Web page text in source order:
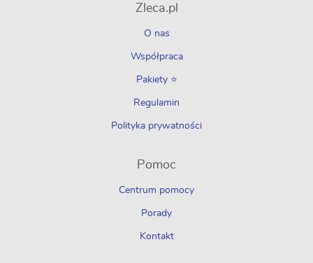
Zleca.pl
O nas
Współpraca
Pakiety ⭐
Regulamin
Polityka prywatności
Pomoc
Centrum pomocy
Porady
Kontakt